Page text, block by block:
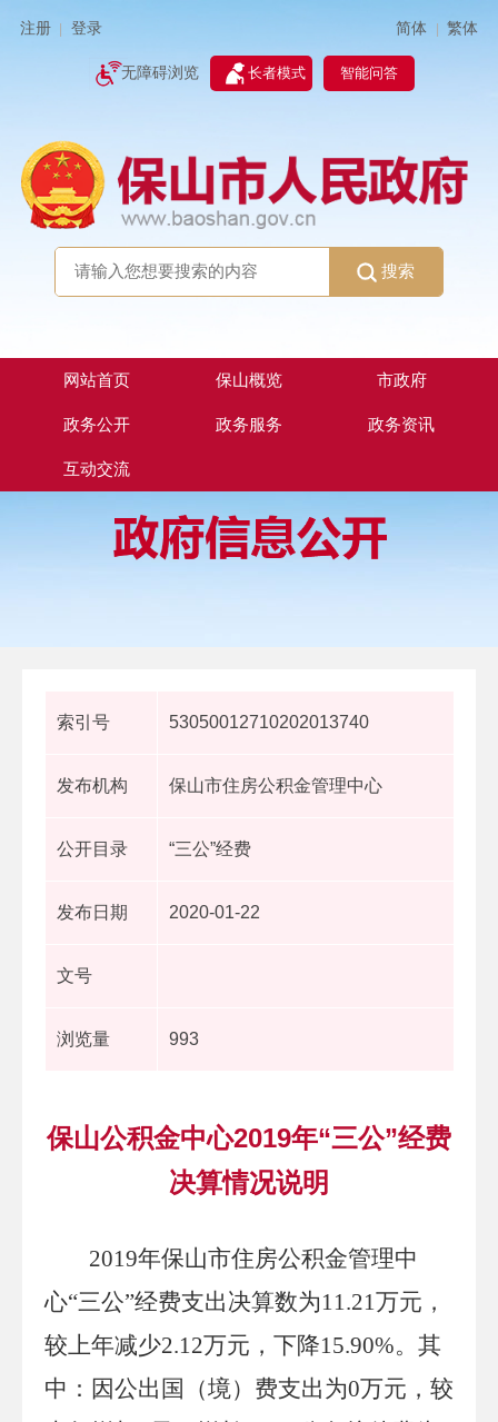
注册 登录 简体 | 繁体
无障碍浏览 长者模式 智能问答
搜索
网站首页 保山概览 市政府
政务公开 政务服务 政务资讯
互动交流
索引号 53050012710202013740
发布机构 保山市住房公积金管理中心
公开目录 “三公”经费
发布日期 2020-01-22
文号
浏览量 993
保山公积金中心2019年“三公”经费
决算情况说明
2019年保山市住房公积金管理中
心“三公”经费支出决算数为11.21万元，
较上年减少2.12万元， 下降15.90%。其
中：因公出国（境）费支出为0万元，较